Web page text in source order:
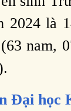
2024 là
nam,
Đại học